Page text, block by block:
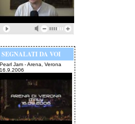
SEGNALATI DA VOI
Pearl Jam - Arena, Verona
16.9.2006